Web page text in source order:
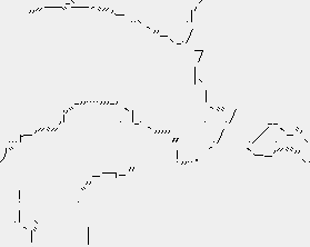
´ﾞ"'ｰ ..、
､_./
/
.｀ﾞﾞ./
ﾞ" ｀'''''〟 ./ .／ .`‐
゛ !,,..．´ `ｰ-'"
￢‐″
ﾞl.,,
、 ‘
￣￣ﾞﾞﾞﾞﾞﾞ'l